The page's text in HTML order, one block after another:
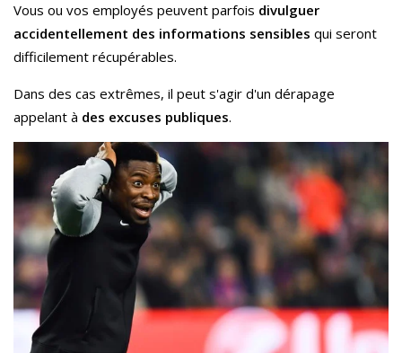
Vous ou vos employés peuvent parfois divulguer
accidentellement des informations sensibles qui seront
difficilement récupérables.
Dans des cas extrêmes, il peut s'agir d'un dérapage
appelant à des excuses publiques.